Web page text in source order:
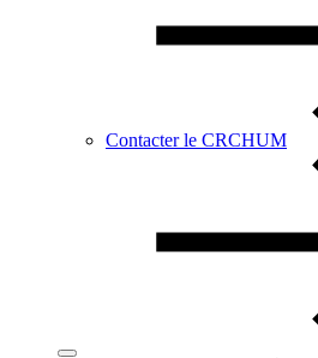
Contacter le CRCHUM